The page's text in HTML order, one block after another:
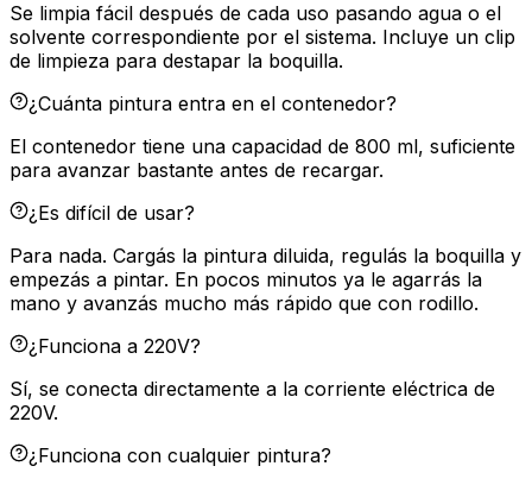
Se limpia fácil después de cada uso pasando agua o el
solvente correspondiente por el sistema. Incluye un clip
de limpieza para destapar la boquilla.
¿Cuánta pintura entra en el contenedor?
El contenedor tiene una capacidad de 800 ml, suficiente
para avanzar bastante antes de recargar.
¿Es difícil de usar?
Para nada. Cargás la pintura diluida, regulás la boquilla y
empezás a pintar. En pocos minutos ya le agarrás la
mano y avanzás mucho más rápido que con rodillo.
¿Funciona a 220V?
Sí, se conecta directamente a la corriente eléctrica de
220V.
¿Funciona con cualquier pintura?